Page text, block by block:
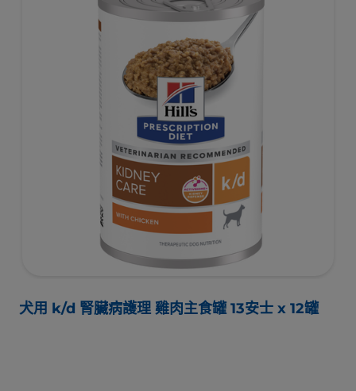
犬用 k/d 腎臟病護理 雞肉主食罐 13安士 x 12罐